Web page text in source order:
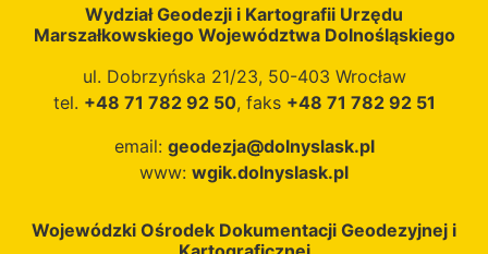
Wydział Geodezji i Kartografii Urzędu
Marszałkowskiego Województwa Dolnośląskiego
ul. Dobrzyńska 21/23, 50-403 Wrocław
tel. +48 71 782 92 50, faks +48 71 782 92 51
email: geodezja@dolnyslask.pl
www: wgik.dolnyslask.pl
Wojewódzki Ośrodek Dokumentacji Geodezyjnej i